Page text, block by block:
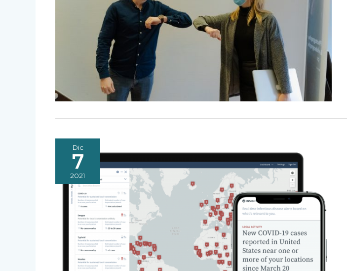
Dic
7
2021